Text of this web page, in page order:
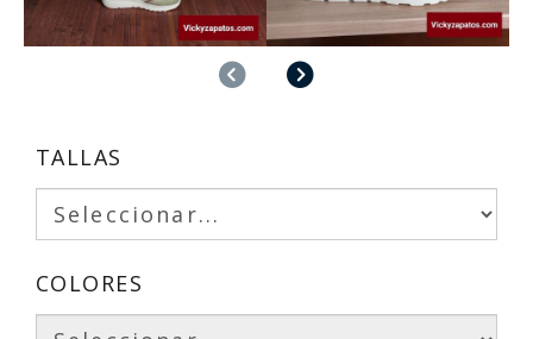
AnteriorSiguiente
TALLAS
COLORES